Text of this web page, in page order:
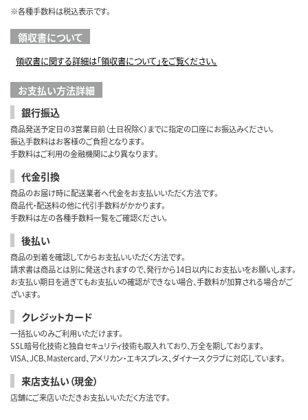
※各種手数料は税込表示です。
領収書について
領収書に関する詳細は「領収書について」をご覧ください。
お支払い方法詳細
銀行振込
商品発送予定日の3営業日前（土日祝除く）までに指定の口座にお振込みください。
振込手数料はお客様のご負担となります。
手数料はご利用の金融機関により異なります。
代金引換
商品のお届け時に配送業者へ代金をお支払いいただく方法です。
商品代・配送料の他に代引手数料がかかります。
手数料は左の各種手数料一覧をご確認ください。
後払い
商品の到着を確認してからお支払いいただく方法です。
請求書は商品とは別に発送されますので、発行から14日以内にお支払いをお願いします。
お支払い期日を過ぎてもお支払いの確認ができない場合、手数料が加算される場合がご
ざいます。
クレジットカード
一括払いのみご利用いただけます。
SSL暗号化技術と独自セキュリティ技術も取入れており、万全を期しております。
VISA、JCB、Mastercard、アメリカン・エキスプレス、ダイナースクラブに対応しています。
来店支払い（現金）
店舗にご来店いただきお支払いいただく方法です。